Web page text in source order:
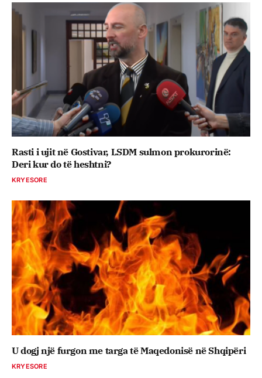
Rasti i ujit në Gostivar, LSDM sulmon prokurorinë:
Deri kur do të heshtni?
KRYESORE
U dogj një furgon me targa të Maqedonisë në Shqipëri
KRYESORE